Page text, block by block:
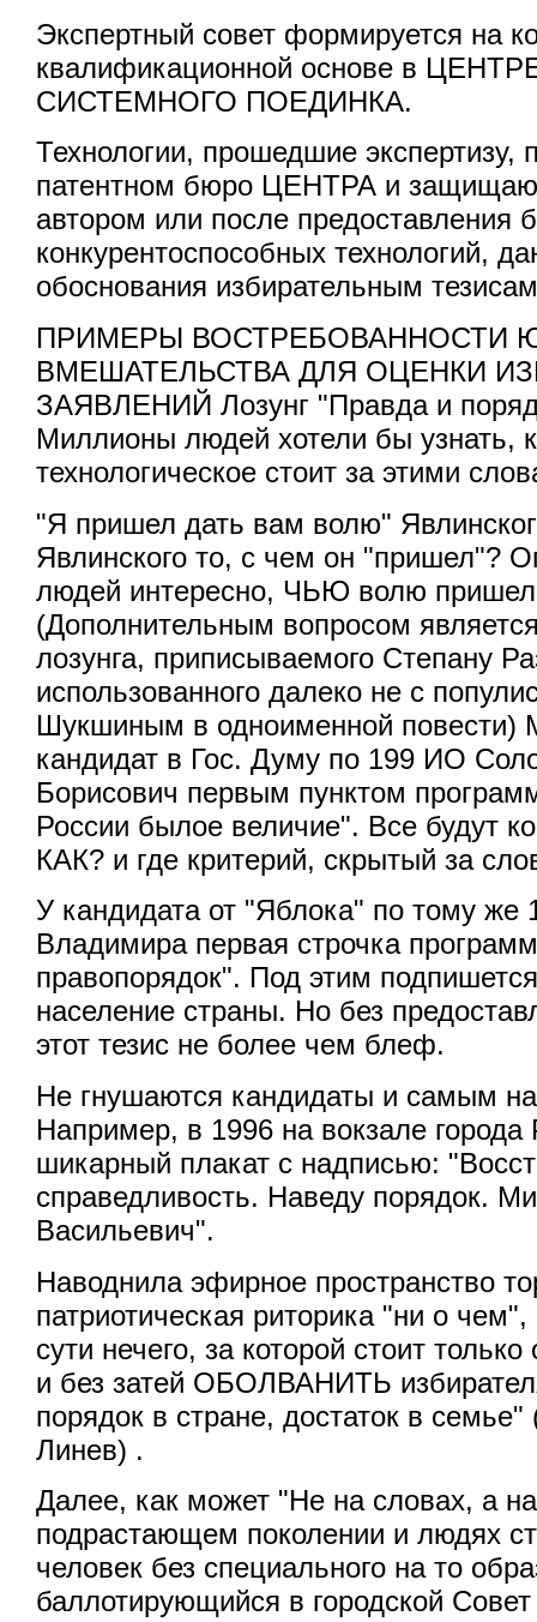
Экспертный совет формируется на
квалификационной основе в
СИСТЕМНОГО ПОЕДИНКА.
Технологии, прошедшие экспертизу,
патентном бюро ЦЕНТРА и
автором или после предоставления
конкурентоспособных технологий,
обоснования избирательным
ПРИМЕРЫ ВОСТРЕБОВАННОСТИ
ВМЕШАТЕЛЬСТВА ДЛЯ ОЦЕНКИ
ЗАЯВЛЕНИЙ Лозунг "Правда и
Миллионы людей хотели бы узнать,
технологическое стоит за этими
"Я пришел дать вам волю"
Явлинского то, с чем он "пришел"?
людей интересно, ЧЬЮ волю пришел
(Дополнительным вопросом
лозунга, приписываемого Степану
использованного далеко не с
Шукшиным в одноименной повести)
кандидат в Гос. Думу по 199 ИО
Борисович первым пунктом
России былое величие". Все будут
КАК? и где критерий, скрытый за
У кандидата от "Яблока" по тому же
Владимира первая строчка
правопорядок". Под этим
население страны. Но без
этот тезис не более чем блеф.
Не гнушаются кандидаты и самым
Например, в 1996 на вокзале города
шикарный плакат с надписью:
справедливость. Наведу порядок.
Васильевич".
Наводнила эфирное пространство
патриотическая риторика "ни о чем",
сути нечего, за которой стоит
и без затей ОБОЛВАНИТЬ
порядок в стране, достаток в
Линев) .
Далее, как может "Не на словах, а
подрастающем поколении и людях
человек без специального на то
баллотирующийся в городской